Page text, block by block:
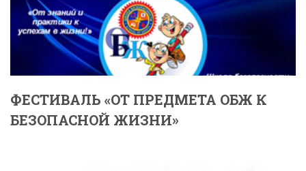
ФЕСТИВАЛЬ «ОТ ПРЕДМЕТА ОБЖ К
БЕЗОПАСНОЙ ЖИЗНИ»